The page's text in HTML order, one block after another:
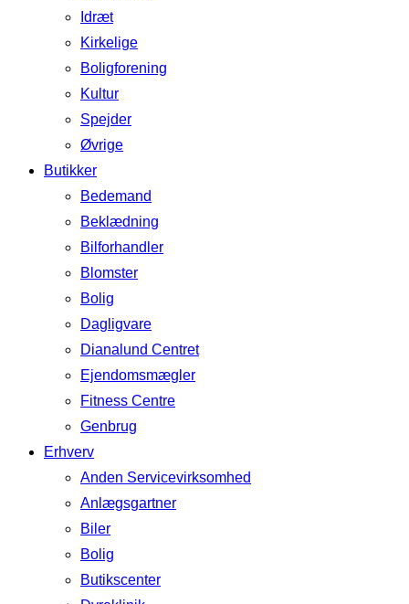
Idræt
Kirkelige
Boligforening
Kultur
Spejder
Øvrige
Butikker
Bedemand
Beklædning
Bilforhandler
Blomster
Bolig
Dagligvare
Dianalund Centret
Ejendomsmægler
Fitness Centre
Genbrug
Erhverv
Anden Servicevirksomhed
Anlægsgartner
Biler
Bolig
Butikscenter